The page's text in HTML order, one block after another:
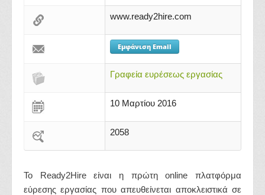
www.ready2hire.com
Εμφάνιση Email
Γραφεία ευρέσεως εργασίας
10 Μαρτίου 2016
2058
To Ready2Hire είναι η πρώτη online πλατφόρμα
εύρεσης εργασίας που απευθείνεται αποκλειστικά σε